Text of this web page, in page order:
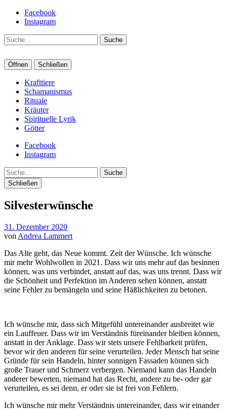
Facebook
Instagram
Suche
Öffnen Schließen
Krafttiere
Schamanismus
Rituale
Kräuter
Spirituelle Lyrik
Götter
Facebook
Instagram
Suche
Schließen
Silvesterwünsche
31. Dezember 2020
von Andrea Lammert
Das Alte geht, das Neue kommt. Zeit der Wünsche. Ich wünsche
mir mehr Wohlwollen in 2021. Dass wir uns mehr auf das besinnen
können, was uns verbindet, anstatt auf das, was uns trennt. Dass wir
die Schönheit und Perfektion im Anderen sehen können, anstatt
seine Fehler zu bemängeln und seine Häßlichkeiten zu betonen.
Ich wünsche mir, dass sich Mitgefühl untereinander ausbreitet wie
ein Lauffeuer. Dass wir im Verständnis füreinander bleiben können,
anstatt in der Anklage. Dass wir stets unsere Fehlbarkeit prüfen,
bevor wir den anderen für seine verurteilen. Jeder Mensch hat seine
Gründe für sein Handeln, hinter sonnigen Fassaden können sich
große Trauer und Schmerz verbergen. Niemand kann das Handeln
anderer bewerten, niemand hat das Recht, andere zu be- oder gar
verurteilen, es sei denn, er oder sie ist frei von Fehlern.
Ich wünsche mir mehr Verständnis untereinander, dass wir einander